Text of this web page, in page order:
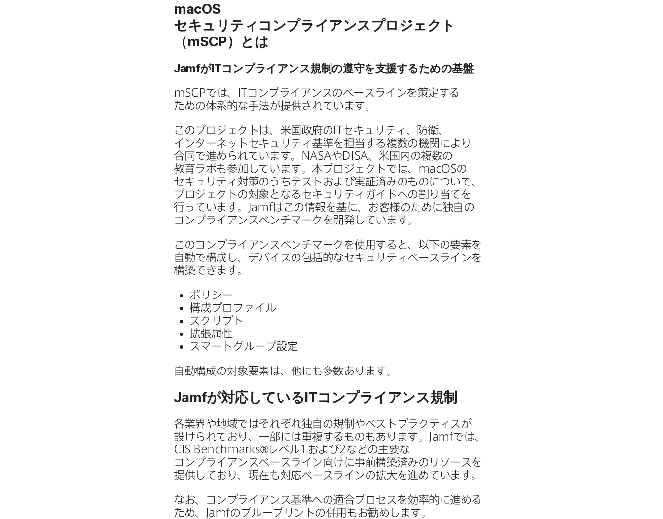
macOS
セキュリティコンプライアンスプロジェクト​
（mSCP）とは
JamfがITコンプライアンス規制の​遵守を​支援する​ための​基盤
mSCPでは、 ITコンプライアンスの​ベースラインを​策定する​
ための​体系的な​手法が​提供されています。
この​プロジェクトは、​米国政府の ITセキュリティ、​防衛、​
インターネットセキュリティ基準を​担当する​複数の​機関に​より​
合同で​進められています。
NASAやDISA、​米国内の​複数の​
教育ラボも​参加しています。​本プロジェクトでは、
macOSの​
セキュリティ対策の​うちテストおよび​実証済みの​ものに​ついて、​
プロジェクトの​対象と​なる​セキュリティガイドへの​割り​当てを​
行っています。
Jamfは​この​情報を​基に、​お客様の​ために​独自の​
コンプライアンスベンチマークを​開発しています。
この​コンプライアンスベンチマークを​使用すると、​以下の​要素を​
自動で​構成し、​デバイスの​包括的な​セキュリティベースラインを​
構築できます。
ポリシー
構成プロファイル
スクリプト
拡張属性
スマートグループ設定
自動構成の​対象要素は、​他にも​多数あります。
Jamfが​対応しているITコンプライアンス規制
各業界や​地域では​それぞれ独自の​規制や​ベストプラクティスが​
設けられており、​一部には​重複する​ものも​あります。
Jamfでは、
CIS Benchmarks®レベル1 および2 などの​主要な​
コンプライアンスベースライン向けに​事前構築済みの​リソースを​
提供しており、​現在も​対応ベースラインの​拡大を​進めています。
な​お、​コンプライアンス基準への​適合プロセスを​効率的に​進める​
ため、
Jamfの​ブループリントの​併用も​お勧めします。